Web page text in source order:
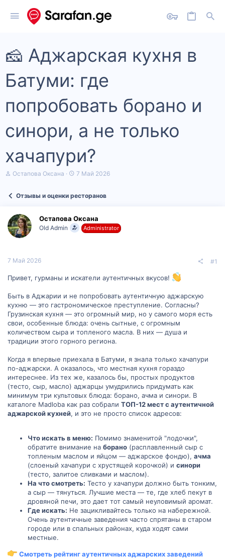
🧀 Аджарская кухня в
Батуми: где
попробовать борано и
синори, а не только
хачапури?
А
т
е
м
ы
Остапова Оксана
Д
а
ч
а
7 Май 2026
Отзывы и оценки ресторанов
Остапова Оксана
Old Admin Administrator
7 Май 2026 #1
Привет, гурманы и искатели аутентичных вкусов!
Быть в Аджарии и не попробовать аутентичную аджарскую
кухню — это гастрономическое преступление. Согласны?
Грузинская кухня — это огромный мир, но у самого моря есть
свои, особенные блюда: очень сытные, с огромным
количеством сыра и топленого масла. В них — душа и
традиции этого горного региона.
Когда я впервые приехала в Батуми, я знала только хачапури
по-аджарски. А оказалось, что местная кухня гораздо
интереснее. Из тех же, казалось бы, простых продуктов
(тесто, сыр, масло) аджарцы умудрились придумать как
минимум три культовых блюда: борано, ачма и синори. В
каталоге Madloba как раз собрали ТОП-12 мест с аутентичной
аджарской кухней, и это не просто список адресов:
Что искать в меню: Помимо знаменитой "лодочки",
обратите внимание на борано (расплавленный сыр с
топленым маслом и яйцом — аджарское фондю), ачма
(слоеный хачапури с хрустящей корочкой) и синори
(тесто, залитое сливками и маслом).
На что смотреть: Тесто у хачапури должно быть тонким,
а сыр — тянуться. Лучшие места — те, где хлеб пекут в
дровяной печи, это дает тот самый неуловимый аромат.
Где искать: Не зацикливайтесь только на набережной.
Очень аутентичные заведения часто спрятаны в старом
городе или в спальных районах, куда ходят сами
местные.
Смотреть рейтинг аутентичных аджарских заведений